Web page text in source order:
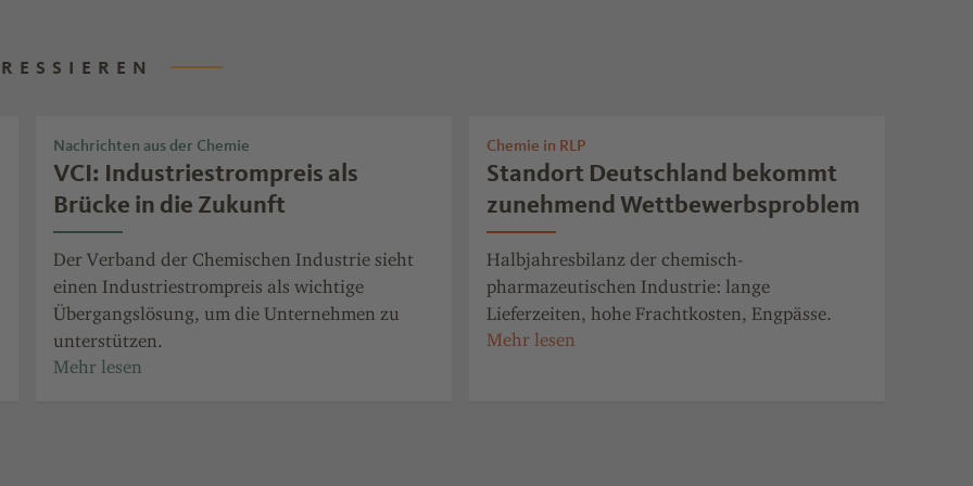
Nachrichten aus der Chemie
VCI: Industriestrompreis als
Brücke in die Zukunft
Der Verband der Chemischen Industrie sieht
einen Industriestrompreis als wichtige
Übergangslösung, um die Unternehmen zu
unterstützen.
Chemie in RLP
Standort Deutschland bekommt
zunehmend Wettbewerbsproblem
Halbjahresbilanz der chemisch-
pharmazeutischen Industrie: lange
Lieferzeiten, hohe Frachtkosten, Engpässe.